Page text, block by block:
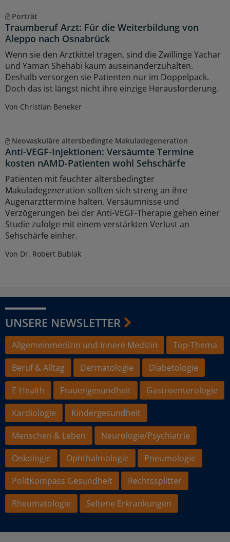
Porträt
Traumberuf Arzt: Für die Weiterbildung von
Aleppo nach Osnabrück
Wenn sie den Arztkittel tragen, sind die Zwillinge Yachar
und Yaman Shehabi kaum auseinanderzuhalten.
Deshalb versorgen sie Patienten nur im Doppelpack.
Doch das ist längst nicht ihre einzige Herausforderung.
Von Christian Beneker
Neovaskuläre altersbedingte Makuladegeneration
Anti-VEGF-Injektionen: Versäumte Termine
kosten nAMD-Patienten wohl Sehschärfe
Patienten mit feuchter altersbedingter
Makuladegeneration sollten sich streng an ihre
Augenarzttermine halten. Versäumnisse und
Verzögerungen bei der Anti-VEGF-Therapie gehen einer
Studie zufolge mit einem verstärkten Verlust an
Sehschärfe einher.
Von Dr. Robert Bublak
UNSERE NEWSLETTER
Allgemeinmedizin und Innere Medizin
Top-Thema
Beruf & Alltag
Dermatologie
Diabetologie
E-Health
Frauengesundheit
Gastroenterologie
Kardiologie
Kindergesundheit
Menschen & Leben
Neurologie/Psychiatrie
Onkologie
Ophthalmologie
Pneumologie
PolitKompass Gesundheit
Rechtssplitter
Rheumatologie
Seltene Erkrankungen